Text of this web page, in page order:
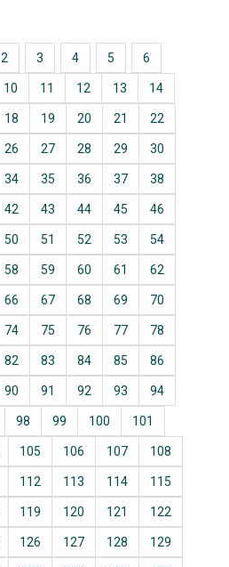
2 3 4 5 6
10 11 12 13 14
18 19 20 21 22
26 27 28 29 30
34 35 36 37 38
42 43 44 45 46
50 51 52 53 54
58 59 60 61 62
66 67 68 69 70
74 75 76 77 78
82 83 84 85 86
90 91 92 93 94
98 99 100 101
105 106 107 108
112 113 114 115
119 120 121 122
126 127 128 129